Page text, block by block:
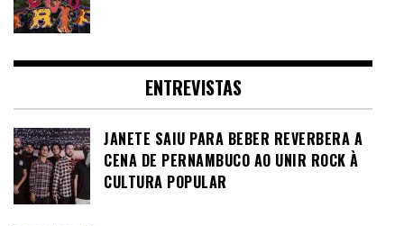
ENTREVISTAS
JANETE SAIU PARA BEBER REVERBERA A
CENA DE PERNAMBUCO AO UNIR ROCK À
CULTURA POPULAR